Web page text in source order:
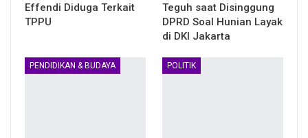
Effendi Diduga Terkait
TPPU
Teguh saat Disinggung
DPRD Soal Hunian Layak
di DKI Jakarta
PENDIDIKAN & BUDAYA POLITIK